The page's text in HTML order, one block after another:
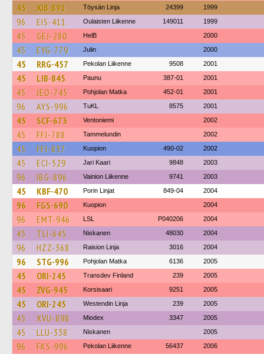
45 XIB-891 Töysän Linja 24399 1999
96 EIS-411 Oulaisten Liikenne 149011 1999
45 GEJ-280 HelB 2000
45 EYG-779 Julin 2000
45 RRG-457 Pekolan Liikenne 9508 2001
45 LIB-845 Paunu 387-01 2001
45 JEO-745 Pohjolan Matka 452-01 2001
96 AYS-996 TuKL 8575 2001
45 SCF-673 Ventoniemi 2002
45 FFJ-788 Tammelundin 2002
45 FFJ-837 Kuopion 490-02 2002
45 ECI-529 Jari Kaari 9848 2003
96 IBG-896 Vainion Liikenne 9741 2003
45 KBF-470 Porin Linjat 849-04 2004
96 FGS-690 Kuopion 2004
96 EMT-946 LSL P040206 2004
45 TLI-645 Niskanen 48030 2004
96 HZZ-368 Raision Linja 3016 2004
96 STG-996 Pohjolan Matka 6136 2005
45 ORI-245 Transdev Finland 239 2005
45 ZVG-945 Korsisaari 9251 2005
45 ORI-245 Westendin Linja 239 2005
45 XVU-898 Miodex 3347 2005
45 LLU-338 Niskanen 2005
96 FKS-996 Pekolan Liikenne 56437 2006